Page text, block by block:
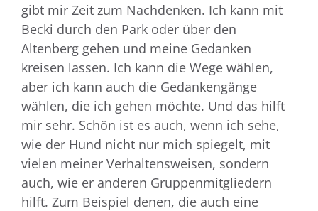
gibt mir Zeit zum Nachdenken. Ich kann mit
Becki durch den Park oder über den
Altenberg gehen und meine Gedanken
kreisen lassen. Ich kann die Wege wählen,
aber ich kann auch die Gedankengänge
wählen, die ich gehen möchte. Und das hilft
mir sehr. Schön ist es auch, wenn ich sehe,
wie der Hund nicht nur mich spiegelt, mit
vielen meiner Verhaltensweisen, sondern
auch, wie er anderen Gruppenmitgliedern
hilft. Zum Beispiel denen, die auch eine